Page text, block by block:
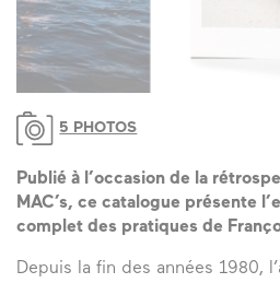
5 PHOTOS
Publié à l’occasion de la
MAC’s, ce catalogue présente
complet des pratiques de
Depuis la fin des années 1980,